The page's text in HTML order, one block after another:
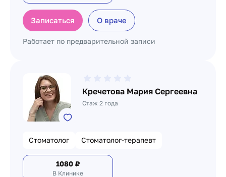
Записаться О враче
Работает по предварительной записи
Кречетова Мария Сергеевна
Стаж 2 года
Стоматолог Стоматолог-терапевт
1080 ₽
В Клинике